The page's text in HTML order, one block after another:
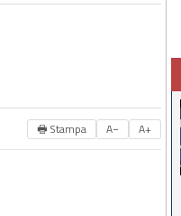
🖶 Stampa A− A+